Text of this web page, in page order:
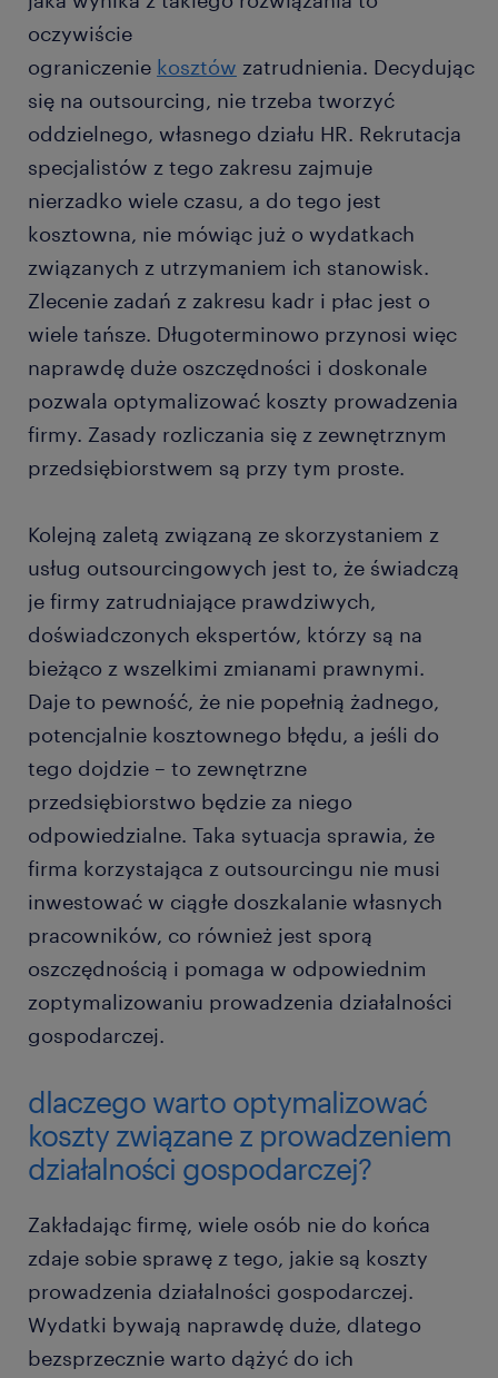
oczywiście
ograniczenie kosztów zatrudnienia. Decydując
się na outsourcing, nie trzeba tworzyć
oddzielnego, własnego działu HR. Rekrutacja
specjalistów z tego zakresu zajmuje
nierzadko wiele czasu, a do tego jest
kosztowna, nie mówiąc już o wydatkach
związanych z utrzymaniem ich stanowisk.
Zlecenie zadań z zakresu kadr i płac jest o
wiele tańsze. Długoterminowo przynosi więc
naprawdę duże oszczędności i doskonale
pozwala optymalizować koszty prowadzenia
firmy. Zasady rozliczania się z zewnętrznym
przedsiębiorstwem są przy tym proste.
Kolejną zaletą związaną ze skorzystaniem z
usług outsourcingowych jest to, że świadczą
je firmy zatrudniające prawdziwych,
doświadczonych ekspertów, którzy są na
bieżąco z wszelkimi zmianami prawnymi.
Daje to pewność, że nie popełnią żadnego,
potencjalnie kosztownego błędu, a jeśli do
tego dojdzie – to zewnętrzne
przedsiębiorstwo będzie za niego
odpowiedzialne. Taka sytuacja sprawia, że
firma korzystająca z outsourcingu nie musi
inwestować w ciągłe doszkalanie własnych
pracowników, co również jest sporą
oszczędnością i pomaga w odpowiednim
zoptymalizowaniu prowadzenia działalności
gospodarczej.
dlaczego warto optymalizować
koszty związane z prowadzeniem
działalności gospodarczej?
Zakładając firmę, wiele osób nie do końca
zdaje sobie sprawę z tego, jakie są koszty
prowadzenia działalności gospodarczej.
Wydatki bywają naprawdę duże, dlatego
bezsprzecznie warto dążyć do ich